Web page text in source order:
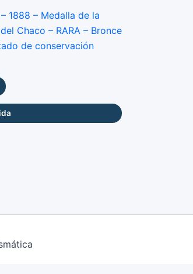
1888 – Medalla de la
Chaco – RARA – Bronce
de conservación